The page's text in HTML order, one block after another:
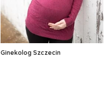
Ginekolog Szczecin